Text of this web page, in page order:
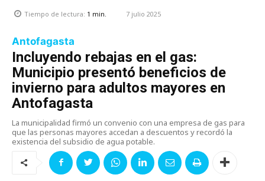
Tiempo de lectura: 1 min. 7 julio 2025
Antofagasta
Incluyendo rebajas en el gas:
Municipio presentó beneficios de
invierno para adultos mayores en
Antofagasta
La municipalidad firmó un convenio con una empresa de gas para
que las personas mayores accedan a descuentos y recordó la
existencia del subsidio de agua potable.